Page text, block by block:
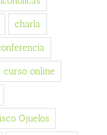
charla
curso online
Ojuelos